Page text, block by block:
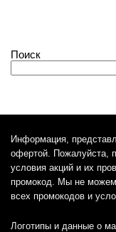
Поиск
Информация,
офертой. Пожалуйста,
условия акций и их
промокод. Мы не можем
всех промокодов и
Логотипы и данные о